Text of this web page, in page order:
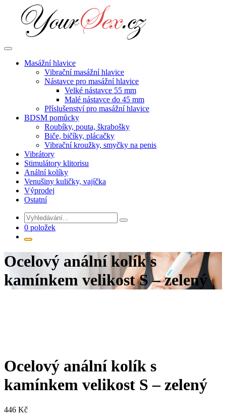
obsahu
Masážní hlavice
Vibrační masážní hlavice
Nástavce pro masážní hlavice
Velké nástavce 55 mm
Malé nástavce do 45 mm
Příslušenství pro masážní hlavice
BDSM pomůcky
Roubíky, pouta, škrabošky
Biče, bičíky, plácačky
Vibrační kroužky, smyčky na penis
Vibrátory
Stimulátory klitorisu
Anální kolíky
Venušiny kuličky, vajíčka
Výprodej
Ostatní
0 položek
Ocelový anální kolík s
kamínkem velikost S – zelený
Ocelový anální kolík s
kamínkem velikost S – zelený
446 Kč